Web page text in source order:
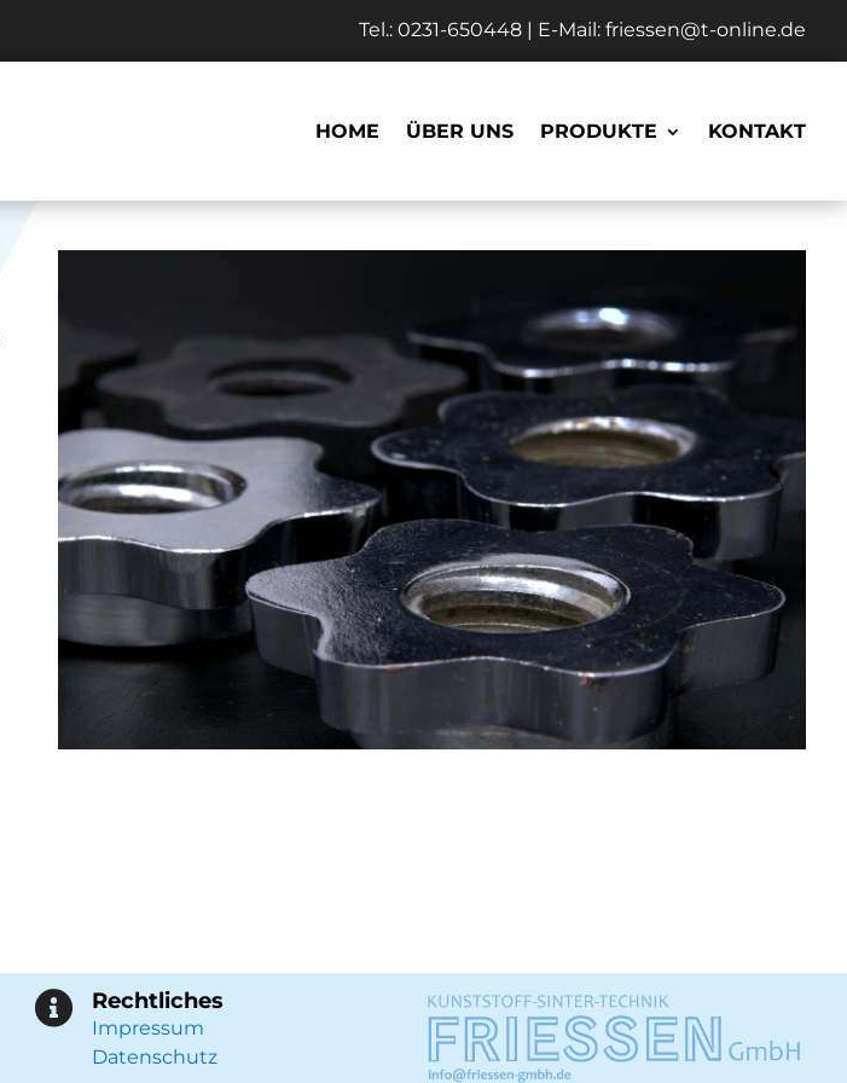
Tel.:0231-650448 | E-Mail:friessen@t-online.de
HOME ÜBER UNS PRODUKTE KONTAKT
 Rechtliches
Impressum
Datenschutz